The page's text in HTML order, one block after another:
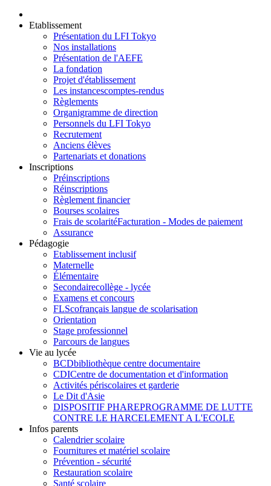
Etablissement
Présentation du LFI Tokyo
Nos installations
Présentation de l'AEFE
La fondation
Projet d'établissement
Les instancescomptes-rendus
Règlements
Organigramme de direction
Personnels du LFI Tokyo
Recrutement
Anciens élèves
Partenariats et donations
Inscriptions
Préinscriptions
Réinscriptions
Règlement financier
Bourses scolaires
Frais de scolaritéFacturation - Modes de paiement
Assurance
Pédagogie
Etablissement inclusif
Maternelle
Élémentaire
Secondairecollège - lycée
Examens et concours
FLScofrançais langue de scolarisation
Orientation
Stage professionnel
Parcours de langues
Vie au lycée
BCDbibliothèque centre documentaire
CDICentre de documentation et d'information
Activités périscolaires et garderie
Le Dit d'Asie
DISPOSITIF PHAREPROGRAMME DE LUTTE
CONTRE LE HARCELEMENT A L'ECOLE
Infos parents
Calendrier scolaire
Fournitures et matériel scolaire
Prévention - sécurité
Restauration scolaire
Santé scolaire